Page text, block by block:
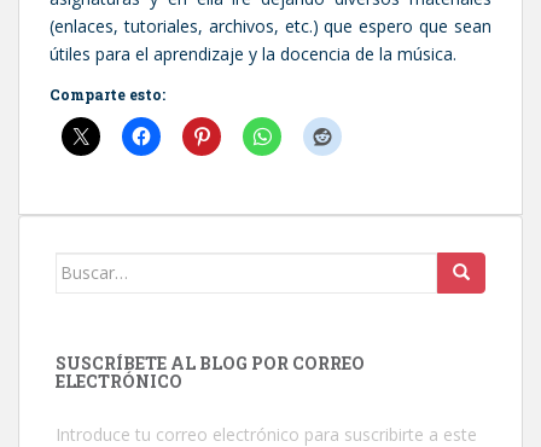
(enlaces, tutoriales, archivos, etc.) que espero que sean
útiles para el aprendizaje y la docencia de la música.
Comparte esto:
Buscar:
SUSCRÍBETE AL BLOG POR CORREO
ELECTRÓNICO
Introduce tu correo electrónico para suscribirte a este